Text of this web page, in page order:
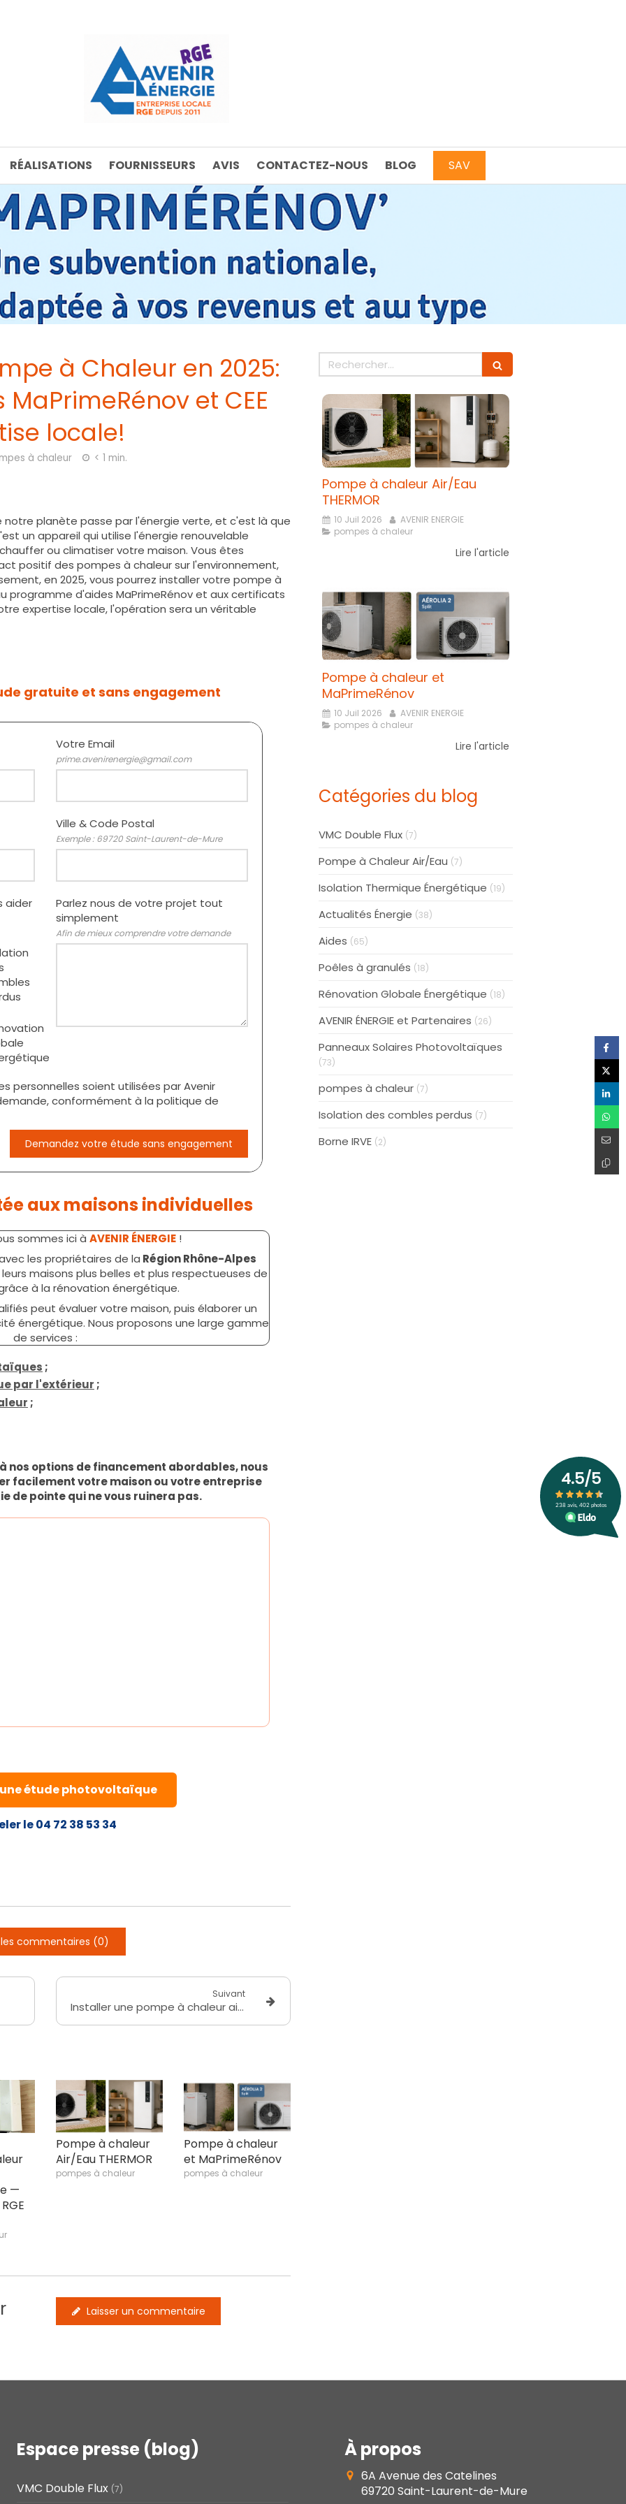
RÉALISATIONS FOURNISSEURS AVIS CONTACTEZ-NOUS BLOG SAV
à Chaleur en 2025:
et CEE
locale!
à chaleur < 1 min.
notre planète passe par l'énergie verte, et c'est là que
un appareil qui utilise l'énergie renouvelable
ou climatiser votre maison. Vous êtes
positif des pompes à chaleur sur l'environnement,
en 2025, vous pourrez installer votre pompe à
programme d'aides MaPrimeRénov et aux certificats
expertise locale, l'opération sera un véritable
gratuite et sans engagement
Votre Email
prime.avenirenergie@gmail.com
Ville & Code Postal
Exemple : 69720 Saint-Laurent-de-Mure
aider
Parlez nous de votre projet tout
simplement
Afin de mieux comprendre votre demande
personnelles soient utilisées par Avenir
conformément à la politique de
Demandez votre étude sans engagement
aux maisons individuelles
sommes ici à AVENIR ÉNERGIE!
les propriétaires de la Région Rhône-Alpes
maisons plus belles et plus respectueuses de
à la rénovation énergétique.
peut évaluer votre maison, puis élaborer un
énergétique. Nous proposons une large gamme
de services :
;
par l'extérieur ;
;
nos options de financement abordables, nous
facilement votre maison ou votre entreprise
de pointe qui ne vous ruinera pas.
étude photovoltaïque
le 04 72 38 53 34
les commentaires (0)
Suivant
Installer une pompe à chaleur air-eau avec Avenir Énergie — Votre expert RGE depuis 2011
—
Pompe à chaleur
Air/Eau THERMOR
pompes à chaleur
Pompe à chaleur
et MaPrimeRénov
pompes à chaleur
Laisser un commentaire
Rechercher
Pompe à chaleur Air/Eau
THERMOR
10 Juil 2026
AVENIR ENERGIE
pompes à chaleur
Lire l'article
Pompe à chaleur et
MaPrimeRénov
10 Juil 2026
AVENIR ENERGIE
pompes à chaleur
Lire l'article
Catégories du blog
VMC Double Flux (7)
Pompe à Chaleur Air/Eau (7)
Isolation Thermique Énergétique (19)
Actualités Énergie (38)
Aides (65)
Poêles à granulés (18)
Rénovation Globale Énergétique (18)
AVENIR ÉNERGIE et Partenaires (26)
Panneaux Solaires Photovoltaïques
(73)
pompes à chaleur (7)
Isolation des combles perdus (7)
Borne IRVE (2)
Espace presse (blog)
VMC Double Flux (7)
À propos
6A Avenue des Catelines
69720 Saint-Laurent-de-Mure